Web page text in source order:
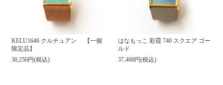
KELU1646 クルチュアン 【一個
限定品】
30,250円(税込)
はなもっこ 彩霞 740 スクエア ゴー
ルド
37,400円(税込)